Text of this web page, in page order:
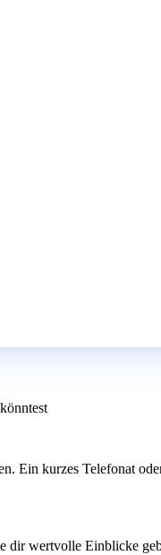
Ein kurzes Telefonat
wertvolle Einblicke